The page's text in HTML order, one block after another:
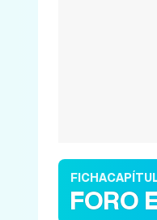
FICHA
FORO